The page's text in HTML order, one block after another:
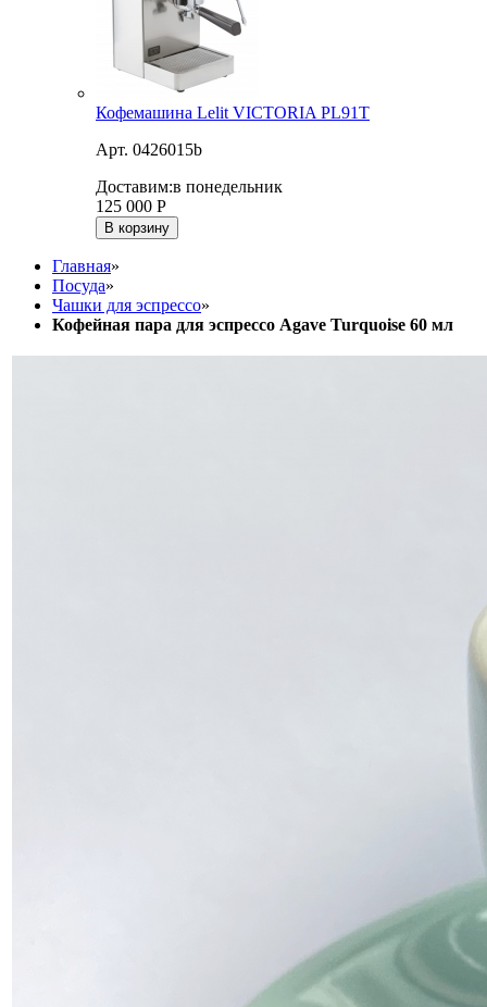
Кофемашина Lelit VICTORIA PL91T
Арт. 0426015b
Доставим:в понедельник
125 000 Р
В корзину
Главная»
Посуда»
Чашки для эспрессо»
Кофейная пара для эспрессо Agave Turquoise 60 мл